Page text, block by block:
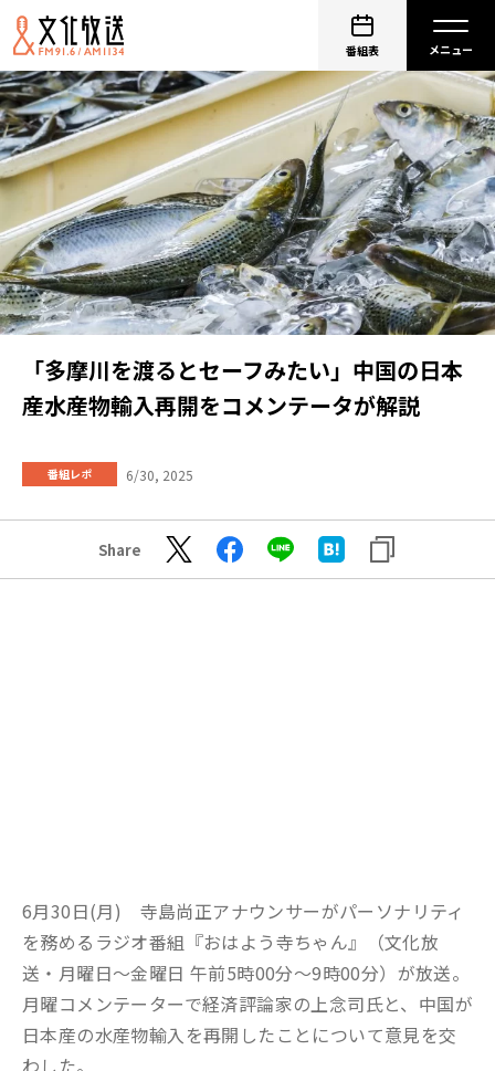
番組表
「多摩川を渡るとセーフみたい」中国の日本
産水産物輸入再開をコメンテータが解説
番組レポ 6/30, 2025
Share
6月30日(月) 寺島尚正アナウンサーがパーソナリティ
を務めるラジオ番組『おはよう寺ちゃん』（文化放
送・月曜日～金曜日 午前5時00分～9時00分）が放送。
月曜コメンテーターで経済評論家の上念司氏と、中国が
日本産の水産物輸入を再開したことについて意見を交
わした。